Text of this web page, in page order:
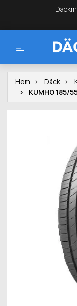
Hem Däck
KUMHO 185/